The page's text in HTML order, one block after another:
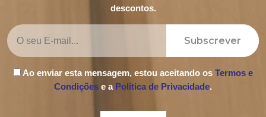
descontos.
Subscrever
Ao enviar esta mensagem, estou aceitando os Termos e
Condições e a Política de Privacidade.